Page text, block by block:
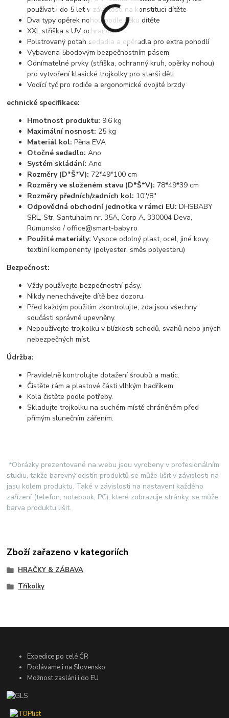
používat i do 5 let v závislosti na konstituci dítěte
Dva typy opěrek nohou podle věku dítěte
XXL stříška s UV ochranou
Polstrovaný potah sedadla a opěradla pro extra pohodlí
Vybavena 5bodovým bezpečnostním pásem
Odnímatelné prvky (stříška, ochranný kruh, opěrky nohou)
pro vytvoření klasické trojkolky pro starší děti
Vodící tyč pro rodiče a ergonomické dvojité brzdy
echnické specifikace:
Hmotnost produktu: 9.6 kg
Maximální nosnost: 25 kg
Materiál kol: Pěna EVA
Otočné sedadlo: Ano
Systém skládání: Ano
Rozměry (D*Š*V): 72*49*100 cm
Rozměry ve složeném stavu (D*Š*V): 78*49*39 cm
Rozměry předních/zadních kol: 10''/8''
Odpovědná obchodní jednotka v rámci EU: DHSBABY
SRL, Str. Santuhalm nr. 35A, Corp A, 330004 Deva,
Rumunsko / office@smart-baby.ro
Použité materiály: Vysoce odolný plast, ocel, jiné kovy,
textilní komponenty (polyester, směs polyesteru)
Bezpečnost:
Vždy používejte bezpečnostní pásy.
Nikdy nenechávejte dítě bez dozoru.
Před každým použitím zkontrolujte, zda jsou všechny
součásti správně upevněny.
Nepoužívejte trojkolku v blízkosti schodů, svahů nebo jiných
nebezpečných míst.
Údržba:
Pravidelně kontrolujte dotažení šroubů a matic.
Čistěte rám a plastové části vlhkým hadříkem.
Kola čistěte podle potřeby.
Skladujte trojkolku na suchém místě chráněném před
přímým slunečním zářením.
*Obrázky prezentované na webu jsou vyrobeny v profesionálním
studiu, takže barevný odstín produktů se může lišit v závislosti na
jasu kolem produktu. Také v závislosti na nastavení každého
zařízení (telefon, notebook, PC), které zobrazuje stránky, se může
barva produktu lišit.
Zboží zařazeno v kategoriích
HRAČKY & ZÁBAVA
Tříkolky
Expedice po celé ČR
Dodáváme i na Slovensko
Možnost zaslání i do EU